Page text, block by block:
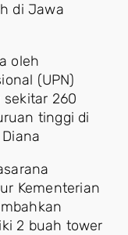
di Jawa
oleh
(UPN)
260
tinggi di
Kementerian
2 buah tower